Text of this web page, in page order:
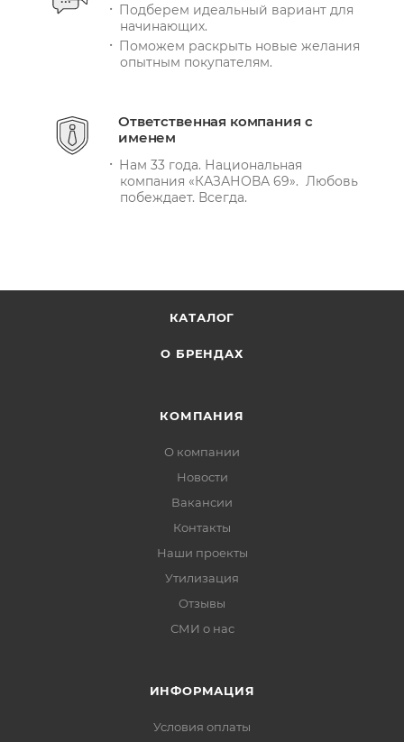
Подберем идеальный вариант для
начинающих.
Поможем раскрыть новые желания
опытным покупателям.
Ответственная компания с
именем
Нам 33 года. Национальная
компания «КАЗАНОВА 69». Любовь
побеждает. Всегда.
КАТАЛОГ
О БРЕНДАХ
КОМПАНИЯ
О компании
Новости
Вакансии
Контакты
Наши проекты
Утилизация
Отзывы
СМИ о нас
ИНФОРМАЦИЯ
Условия оплаты